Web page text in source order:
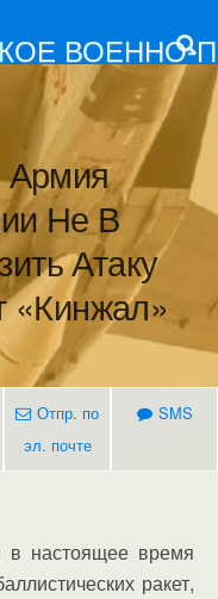
ВОЕННО-
Армия
Не В
Атаку
«Кинжал»
Отпр. по
эл. почте
SMS
в настоящее время
ракет,